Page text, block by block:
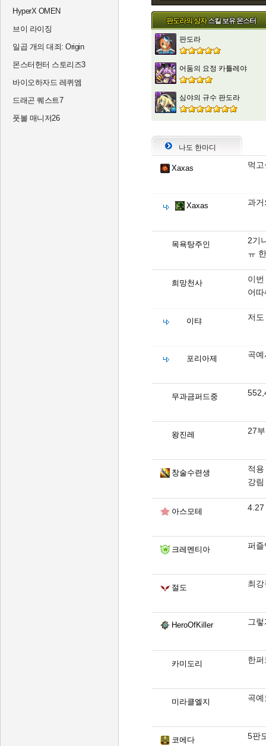
HyperX OMEN
브이 라이징
일곱 개의 대죄: Origin
몬스터헌터 스토리즈3
바이오하자드 레퀴엠
드래곤 퀘스트7
풋볼 매니저26
판도라의 상자스킬 보유 몬스터
판도라
어둠의 요정 카틀레야
심야의 규수 판도라
나도 한마디
Xaxas 먹
Xaxas 과
목욕탕주인
2기
ㅠ
희망천사
이
어
이탸 저
포리아제 곡
무과금퍼드중
왕진레 27
창술수련생
적
강
아스모테 4.27
크레멘티아 퍼즐
절도 최
HeroOfKiller 그
카미도리 한
미라클엘지 곡
코에다 5판